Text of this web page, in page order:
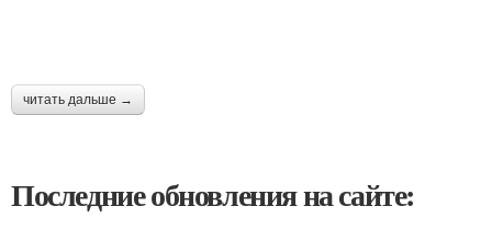
читать дальше →
Последние обновления на сайте: